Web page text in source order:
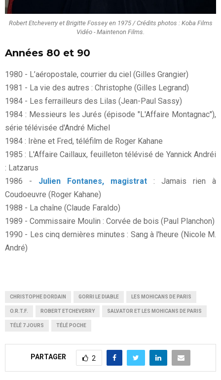
Robert Etcheverry et Brigitte Fossey en 1975 / Crédits photos : Koba Films
Vidéo - Maintenon Films.
Années 80 et 90
1980 - L’aéropostale, courrier du ciel (Gilles Grangier)
1981 - La vie des autres : Christophe (Gilles Legrand)
1984 - Les ferrailleurs des Lilas (Jean-Paul Sassy)
1984 : Messieurs les Jurés (épisode "L'Affaire Montagnac"),
série télévisée d'André Michel
1984 : Irène et Fred, téléfilm de Roger Kahane
1985 : L'Affaire Caillaux, feuilleton télévisé de Yannick Andréi
: Latzarus
1986 - Julien Fontanes, magistrat : Jamais rien à
Coudoeuvre (Roger Kahane)
1988 - La chaîne (Claude Faraldo)
1989 - Commissaire Moulin : Corvée de bois (Paul Planchon)
1990 - Les cinq dernières minutes : Sang à l'heure (Nicole M.
André)
CHRISTOPHE DORDAIN GORRI LE DIABLE LES MOHICANS DE PARIS
O.R.T.F. ROBERT ETCHEVERRY SALVATOR ET LES MOHICANS DE PARIS
TÉLÉ 7 JOURS TÉLÉ POCHE
PARTAGER 2